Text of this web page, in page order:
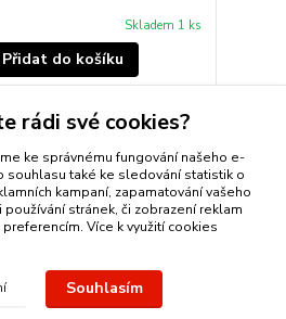
Skladem 1 ks
Přidat do košíku
z 1
a ke spokojenosti
na dárek.Stříbro Nikol
rádi své cookies?
ke správnému fungování našeho e-
souhlasu také ke sledování statistik o
kampaní, zapamatování vašeho
stránek, či zobrazení reklam
Více k využití cookies
Souhlasím